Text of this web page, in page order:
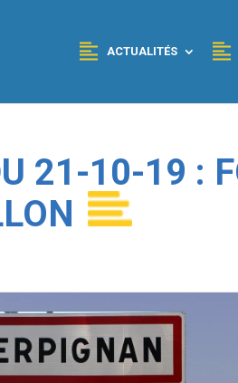
ACTUALITÉS
21-10-19 :